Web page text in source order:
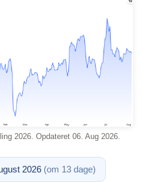
2026. Opdateret 06. Aug 2026.
2026 (om 13 dage)